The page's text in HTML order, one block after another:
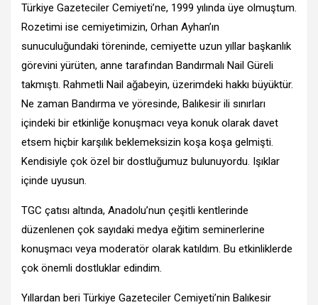
Türkiye Gazeteciler Cemiyeti’ne, 1999 yılında üye olmuştum.
Rozetimi ise cemiyetimizin, Orhan Ayhan’ın
sunuculuğundaki töreninde, cemiyette uzun yıllar başkanlık
görevini yürüten, anne tarafından Bandırmalı Nail Güreli
takmıştı. Rahmetli Nail ağabeyin, üzerimdeki hakkı büyüktür.
Ne zaman Bandırma ve yöresinde, Balıkesir ili sınırları
içindeki bir etkinliğe konuşmacı veya konuk olarak davet
etsem hiçbir karşılık beklemeksizin koşa koşa gelmişti.
Kendisiyle çok özel bir dostluğumuz bulunuyordu. Işıklar
içinde uyusun.
TGC çatısı altında, Anadolu’nun çeşitli kentlerinde
düzenlenen çok sayıdaki medya eğitim seminerlerine
konuşmacı veya moderatör olarak katıldım. Bu etkinliklerde
çok önemli dostluklar edindim.
Yıllardan beri Türkiye Gazeteciler Cemiyeti’nin Balıkesir